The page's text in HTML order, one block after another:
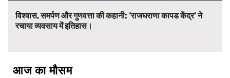
विश्वास, समर्पण और गुणवत्ता की कहानी: ‘राजघराणा कापड केंद्र’ ने
रचाया व्यवसाय में इतिहास।
आज का मौसम